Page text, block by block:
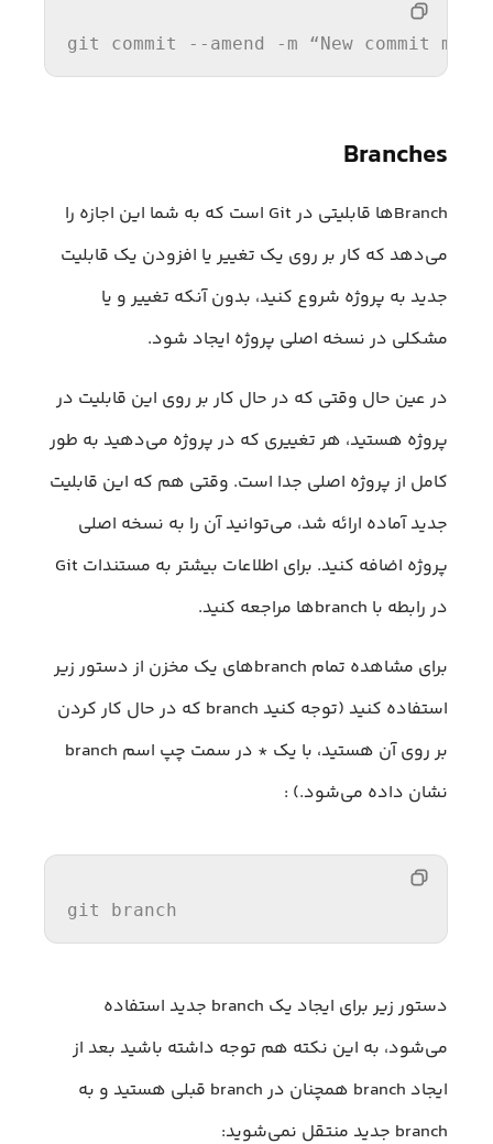
git commit --amend -m “New commit
Branches
Branch‌ها قابلیتی در Git است که به شما این اجازه را
می‌دهد که کار بر روی یک تغییر یا افزودن یک قابلیت
جدید به پروژه شروع کنید، بدون آنکه تغییر و یا
مشکلی در نسخه اصلی پروژه ایجاد شود.
در عین حال وقتی که در حال کار بر روی این قابلیت در
پروژه هستید، هر تغییری که در پروژه می‌دهید به طور
کامل از پروژه اصلی جدا است. وقتی هم که این قابلیت
جدید آماده ارائه شد، می‌توانید آن را به نسخه اصلی
پروژه اضافه کنید. برای اطلاعات بیشتر به مستندات Git
در رابطه با branch‌ها مراجعه کنید.
برای مشاهده تمام branch‌های یک مخزن از دستور زیر
استفاده کنید (توجه کنید branch که در حال کار کردن
بر روی آن هستید، با یک * در سمت چپ اسم branch
نشان داده می‌شود.) :
git branch
دستور زیر برای ایجاد یک branch جدید استفاده
می‌شود، به این نکته هم توجه داشته باشید بعد از
ایجاد branch همچنان در branch قبلی هستید و به
branch جدید منتقل نمی‌شوید: